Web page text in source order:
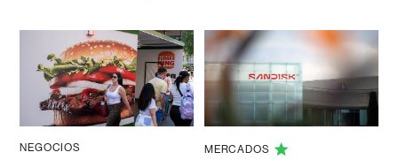
NEGOCIOS MERCADOS